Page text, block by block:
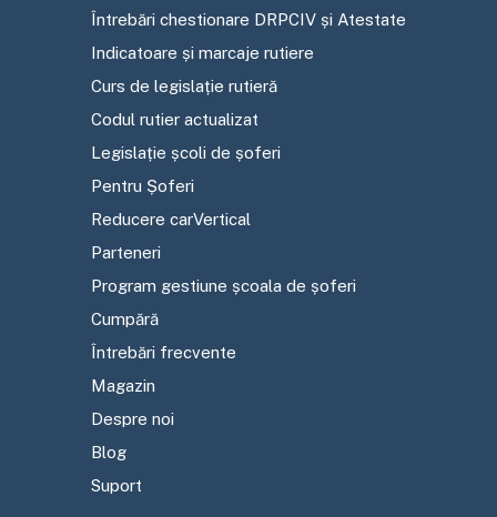
Întrebări chestionare DRPCIV și Atestate
Indicatoare și marcaje rutiere
Curs de legislație rutieră
Codul rutier actualizat
Legislație școli de șoferi
Pentru Șoferi
Reducere carVertical
Parteneri
Program gestiune școala de șoferi
Cumpără
Întrebări frecvente
Magazin
Despre noi
Blog
Suport